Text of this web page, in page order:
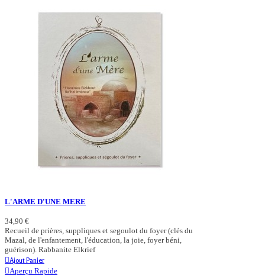
L'ARME D'UNE MERE
34,90 €
Recueil de prières, suppliques et segoulot du foyer (clés du
Mazal, de l'enfantement, l'éducation, la joie, foyer béni,
guérison). Rabbanite Elkrief
Ajout Panier
Aperçu Rapide